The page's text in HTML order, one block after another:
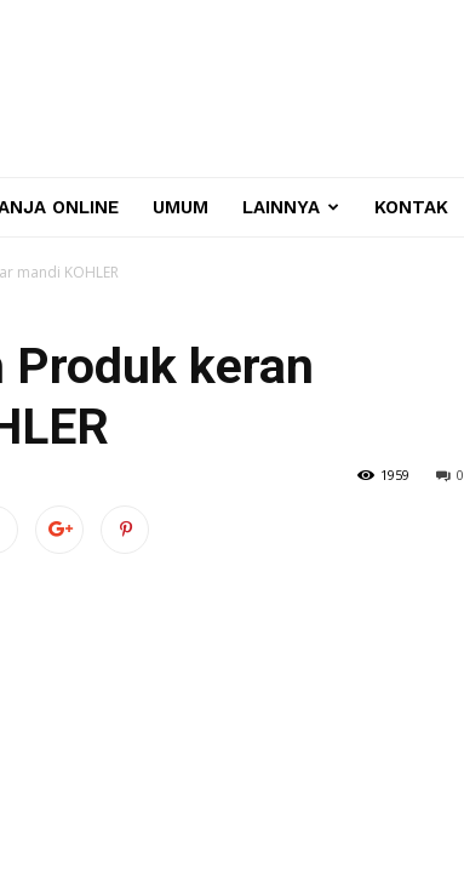
ONLINE UMUM LAINNYA KONTAK
mandi KOHLER
keran
0
1959